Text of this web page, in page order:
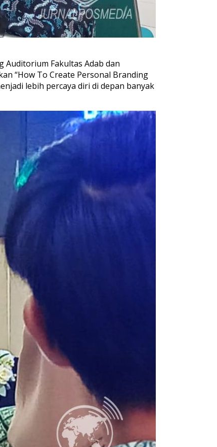
Auditorium Fakultas Adab dan
“How To Create Personal Branding
lebih percaya diri di depan banyak